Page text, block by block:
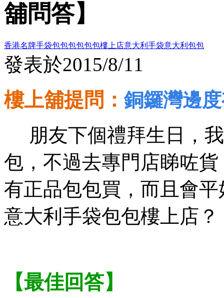
舖問答】
香港名牌手袋包包包包包包樓上店意大利手袋意大利包包
發表於2015/8/11
樓上舖提問： 銅鑼灣邊
朋友下個禮拜生日，
包，不過去專門店睇咗
有正品包包買，而且會
意大利手袋包包樓上店？
【最佳回答】